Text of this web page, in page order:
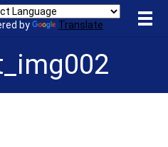
by Translate メ